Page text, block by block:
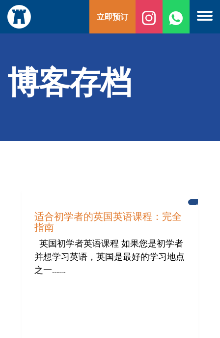
至
内
立即预订
博客存档
新
适合初学者的英国英语课程：完全
指南
英国初学者英语课程 如果您是初学者
并想学习英语，英国是最好的学习地点
之一…….